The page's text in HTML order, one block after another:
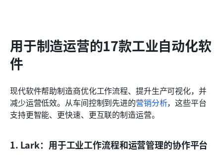
用于制造运营的17款工业自动化软
件
现代软件帮助制造商优化工作流程、提升生产可视化，并
减少运营低效。从车间控制到先进的营销分析，这些平台
支持更智能、更快速、更互联的制造运营。
1. Lark：用于工业工作流程和运营管理的协作平台